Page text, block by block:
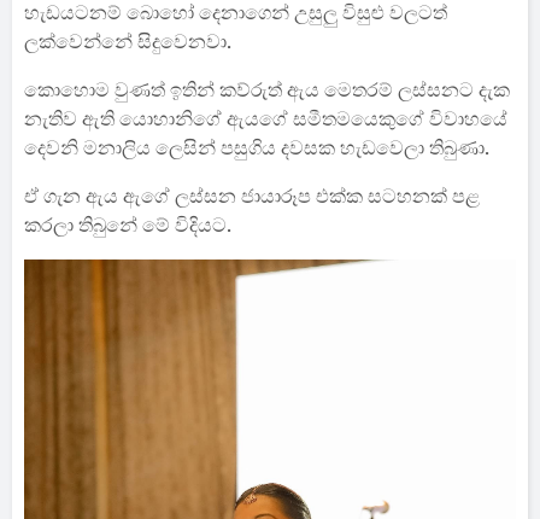
හැඩයටනම් බොහෝ දෙනාගෙන් උසුලු විසුළු වලටත්
ලක්වෙන්නේ සිදුවෙනවා.
කොහොම වුණත් ඉතින් කව්රුත් ඇය මෙතරම් ලස්සනට දැක
නැතිව ඇති යොහානිගේ ඇයගේ සමීතමයෙකුගේ විවාහයේ
දෙවනි මනාලිය ලෙසින් පසුගිය දවසක හැඩවෙලා තිබුණා.
ඒ ගැන ඇය ඇගේ ලස්සන ජායාරූප එක්ක සටහනක් පළ
කරලා තිබුනේ මේ විදියට.